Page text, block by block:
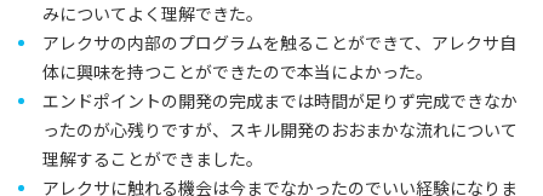
みについてよく理解できた。
アレクサの内部のプログラムを触ることができて、アレクサ自
体に興味を持つことができたので本当によかった。
エンドポイントの開発の完成までは時間が足りず完成できなか
ったのが心残りですが、スキル開発のおおまかな流れについて
理解することができました。
アレクサに触れる機会は今までなかったのでいい経験になりま